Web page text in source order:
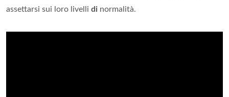
assettarsi sui loro livelli di normalità.